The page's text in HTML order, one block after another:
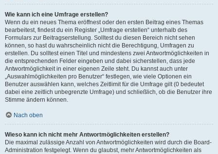
Wie kann ich eine Umfrage erstellen?
Wenn du ein neues Thema eröffnest oder den ersten Beitrag eines Themas
bearbeitest, findest du ein Register „Umfrage erstellen“ unterhalb des
Formulars zur Beitragserstellung. Solltest du diesen Bereich nicht sehen
können, so hast du wahrscheinlich nicht die Berechtigung, Umfragen zu
erstellen. Du solltest einen Titel und mindestens zwei Antwortmöglichkeiten in
die entsprechenden Felder eingeben und dabei sicherstellen, dass jede
Antwortmöglichkeit in einer eigenen Zeile steht. Du kannst auch unter
„Auswahlmöglichkeiten pro Benutzer“ festlegen, wie viele Optionen ein
Benutzer auswählen kann, welches Zeitlimit für die Umfrage gilt (0 bedeutet
dabei eine zeitlich unbegrenzte Umfrage) und schließlich, ob die Benutzer ihre
Stimme ändern können.
Nach oben
Wieso kann ich nicht mehr Antwortmöglichkeiten erstellen?
Die maximal zulässige Anzahl von Antwortmöglichkeiten wird durch die Board-
Administration festgelegt. Wenn du glaubst, mehr Antwortmöglichkeiten als